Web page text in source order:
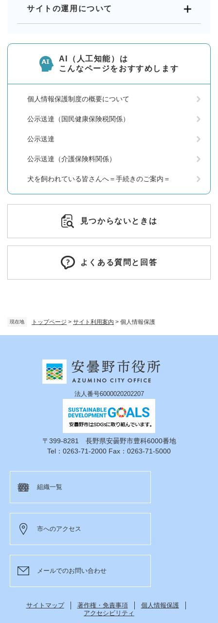
現在地 トップページ > サイト利用案内 > 個人情報保護
サイトの運用について
AI（人工知能）は
こんなページをおすすめします
個人情報保護制度の概要について
公示送達（国民健康保険税関係）
公示送達
公示送達（介護保険料関係）
犬を飼われている皆さんへ＝手続きのご案内＝
見つからないときは
よくある質問と回答
法人番号6000020202207
〒399-8281 長野県安曇野市豊科6000番地
Tel：0263-71-2000 Fax：0263-71-5000
組織一覧
市へのアクセス
メールでのお問い合わせ
サイトマップ 著作権・免責事項
個人情報保護
アクセシビリティ